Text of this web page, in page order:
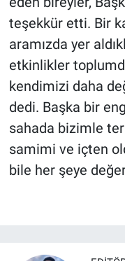
teşekkür etti. Bir
aramızda yer
etkinlikler
kendimizi daha
dedi. Başka bir
sahada bizimle
samimi ve içten
bile her şeye